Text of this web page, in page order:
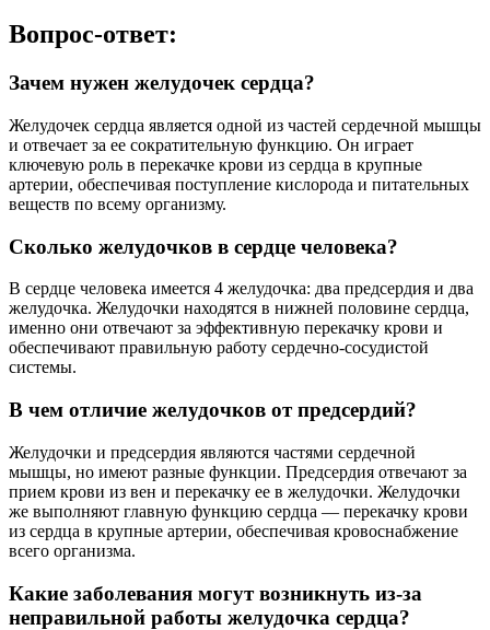
Вопрос-ответ:
Зачем нужен желудочек сердца?
Желудочек сердца является одной из частей сердечной мышцы
и отвечает за ее сократительную функцию. Он играет
ключевую роль в перекачке крови из сердца в крупные
артерии, обеспечивая поступление кислорода и питательных
веществ по всему организму.
Сколько желудочков в сердце человека?
В сердце человека имеется 4 желудочка: два предсердия и два
желудочка. Желудочки находятся в нижней половине сердца,
именно они отвечают за эффективную перекачку крови и
обеспечивают правильную работу сердечно-сосудистой
системы.
В чем отличие желудочков от предсердий?
Желудочки и предсердия являются частями сердечной
мышцы, но имеют разные функции. Предсердия отвечают за
прием крови из вен и перекачку ее в желудочки. Желудочки
же выполняют главную функцию сердца — перекачку крови
из сердца в крупные артерии, обеспечивая кровоснабжение
всего организма.
Какие заболевания могут возникнуть из-за
неправильной работы желудочка сердца?